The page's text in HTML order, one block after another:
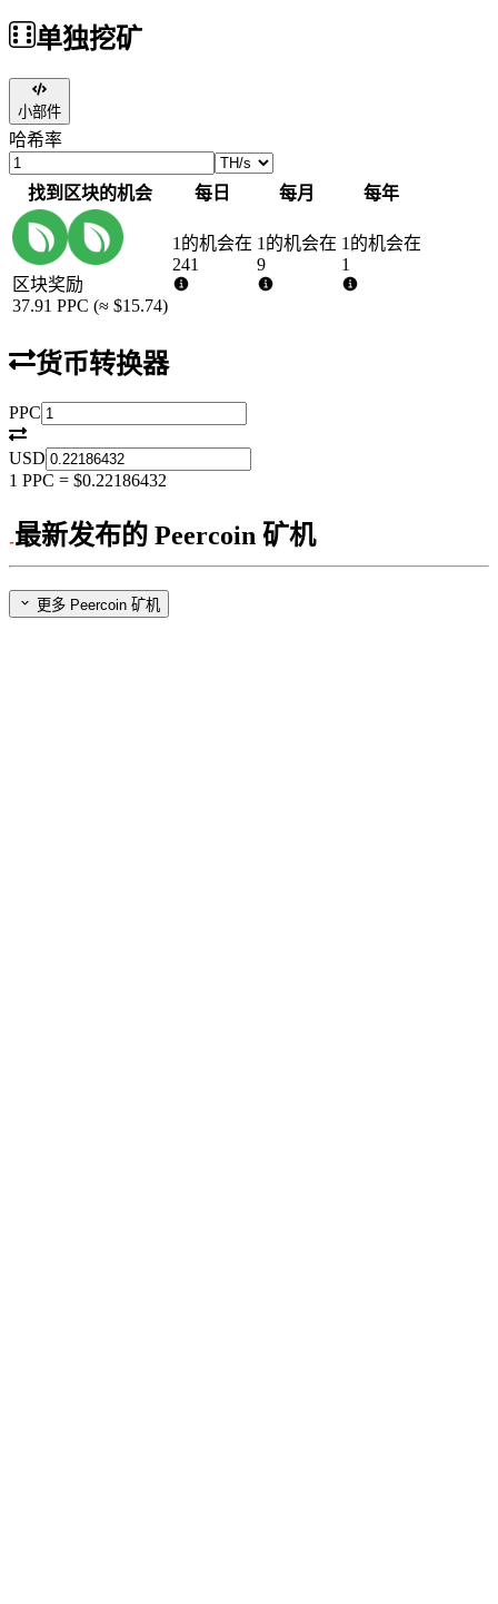
单独挖矿
小部件
哈希率
找到区块的机会 每日 每月 每年
区块奖励
37.91 PPC (≈ $15.74)
1的机会在
241
1的机会在
9
1的机会在
1
货币转换器
PPC
USD
1 PPC = $0.22186432
最新发布的 Peercoin 矿机
更多 Peercoin 矿机